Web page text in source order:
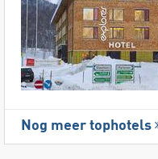
Nog meer tophotels